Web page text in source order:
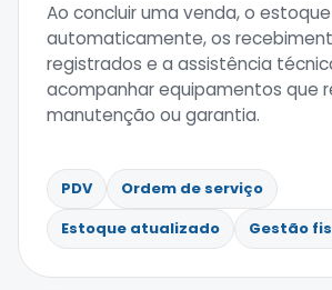
Ao concluir uma venda, o
automaticamente, os
registrados e a assistência
acompanhar equipamentos que
manutenção ou garantia.
PDV
Ordem de serviço
Estoque atualizado
Gestão